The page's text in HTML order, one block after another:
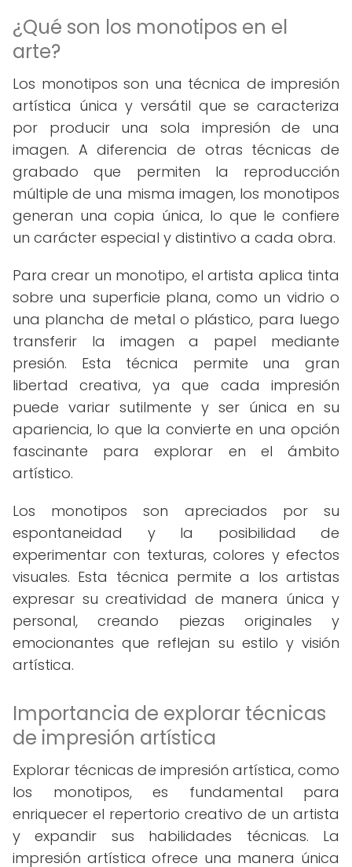
¿Qué son los monotipos en el
arte?
Los monotipos son una técnica de impresión
artística única y versátil que se caracteriza
por producir una sola impresión de una
imagen. A diferencia de otras técnicas de
grabado que permiten la reproducción
múltiple de una misma imagen, los monotipos
generan una copia única, lo que le confiere
un carácter especial y distintivo a cada obra.
Para crear un monotipo, el artista aplica tinta
sobre una superficie plana, como un vidrio o
una plancha de metal o plástico, para luego
transferir la imagen a papel mediante
presión. Esta técnica permite una gran
libertad creativa, ya que cada impresión
puede variar sutilmente y ser única en su
apariencia, lo que la convierte en una opción
fascinante para explorar en el ámbito
artístico.
Los monotipos son apreciados por su
espontaneidad y la posibilidad de
experimentar con texturas, colores y efectos
visuales. Esta técnica permite a los artistas
expresar su creatividad de manera única y
personal, creando piezas originales y
emocionantes que reflejan su estilo y visión
artística.
Importancia de explorar técnicas
de impresión artística
Explorar técnicas de impresión artística, como
los monotipos, es fundamental para
enriquecer el repertorio creativo de un artista
y expandir sus habilidades técnicas. La
impresión artística ofrece una manera única